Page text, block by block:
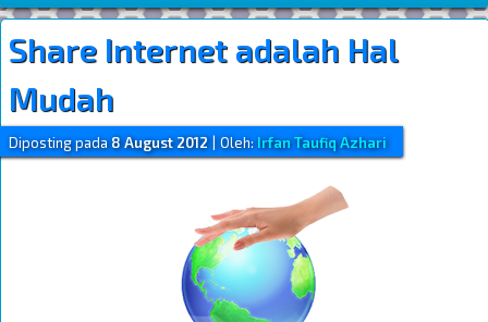
Share Internet adalah Hal
Mudah
Diposting pada8 August 2012 Oleh:Irfan Taufiq Azhari